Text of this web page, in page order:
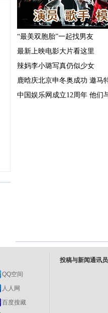
QQ空间
人人网
百度搜藏
投稿与新闻通讯员